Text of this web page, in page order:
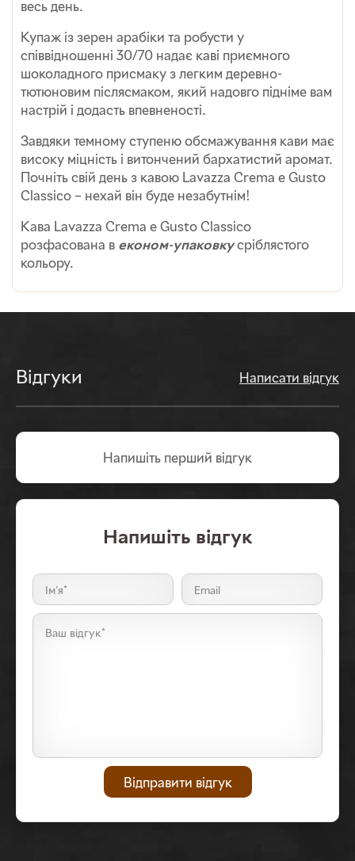
весь день.
Купаж із зерен арабіки та робусти у
співвідношенні 30/70 надає каві приємного
шоколадного присмаку з легким деревно-
тютюновим післясмаком, який надовго підніме вам
настрій і додасть впевненості.
Завдяки темному ступеню обсмажування кави має
високу міцність і витончений бархатистий аромат.
Почніть свій день з кавою Lavazza Crema e Gusto
Classico – нехай він буде незабутнім!
Кава Lavazza Crema e Gusto Classico
розфасована в економ-упаковкусріблястого
кольору.
Відгуки Написати відгук
Напишіть перший вiдгук
Напишiть відгук